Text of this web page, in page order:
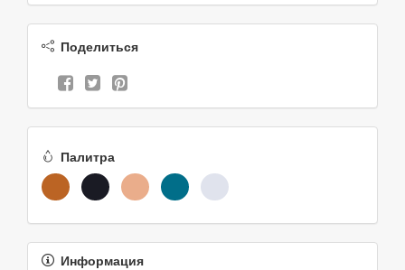
Поделиться
Палитра
Информация